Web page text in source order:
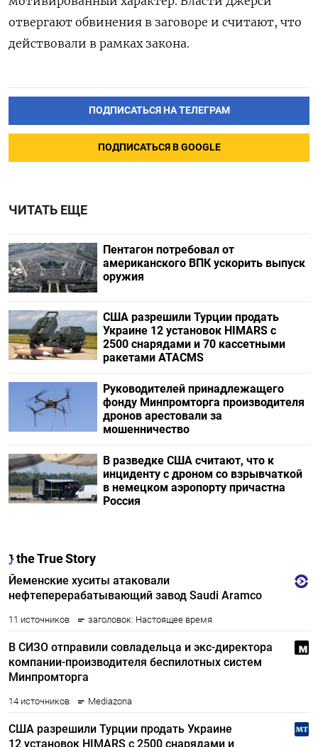
отвергают обвинения в заговоре и считают, что
действовали в рамках закона.
ПОДПИСАТЬСЯ НА ТЕЛЕГРАМ
ПОДПИСАТЬСЯ В GOOGLE
ЧИТАТЬ ЕЩЕ
Пентагон потребовал от
американского ВПК ускорить выпуск
оружия
США разрешили Турции продать
Украине 12 установок HIMARS с
2500 снарядами и 70 кассетными
ракетами ATACMS
Руководителей принадлежащего
фонду Минпромторга производителя
дронов арестовали за
мошенничество
В разведке США считают, что к
инциденту с дроном со взрывчаткой
в немецком аэропорту причастна
Россия